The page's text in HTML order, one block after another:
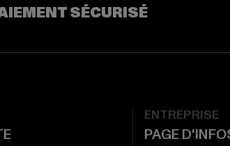
SÉCURISÉ
ENTREPRISE
PAGE